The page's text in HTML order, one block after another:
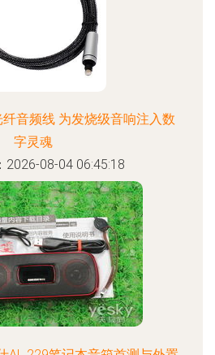
音频线 为发烧级音响注入数
字灵魂
2026-08-04 06:45:18